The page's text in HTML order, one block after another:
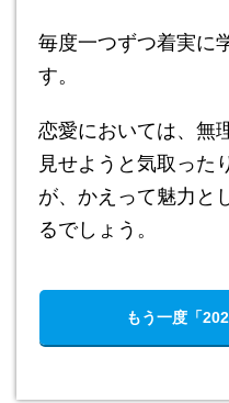
毎度一つずつ着実に
す。
恋愛においては、無
見せようと気取った
が、かえって魅力と
るでしょう。
もう一度「